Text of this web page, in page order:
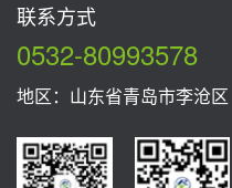
联系方式
0532-80993578
地区：山东省青岛市李沧区